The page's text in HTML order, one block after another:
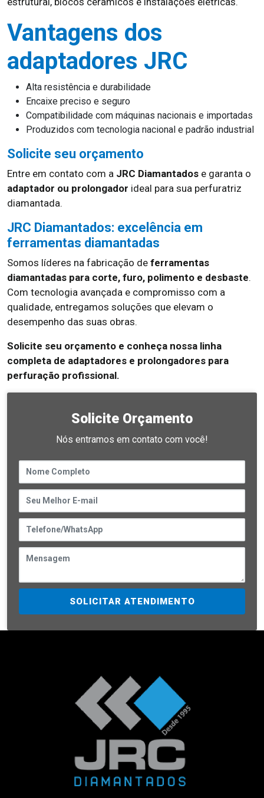
Vantagens dos
adaptadores JRC
Alta resistência e durabilidade
Encaixe preciso e seguro
Compatibilidade com máquinas nacionais e importadas
Produzidos com tecnologia nacional e padrão industrial
Solicite seu orçamento
Entre em contato com a JRC Diamantados e garanta o
adaptador ou prolongador ideal para sua perfuratriz
diamantada.
JRC Diamantados: excelência em
ferramentas diamantadas
Somos líderes na fabricação de ferramentas
diamantadas para corte, furo, polimento e desbaste.
Com tecnologia avançada e compromisso com a
qualidade, entregamos soluções que elevam o
desempenho das suas obras.
Solicite seu orçamento e conheça nossa linha
completa de adaptadores e prolongadores para
perfuração profissional.
Solicite Orçamento
Nós entramos em contato com você!
SOLICITAR ATENDIMENTO